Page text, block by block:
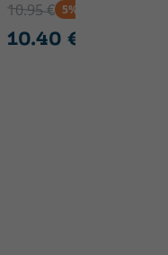
10.95 € 5% DTO
10.40 €